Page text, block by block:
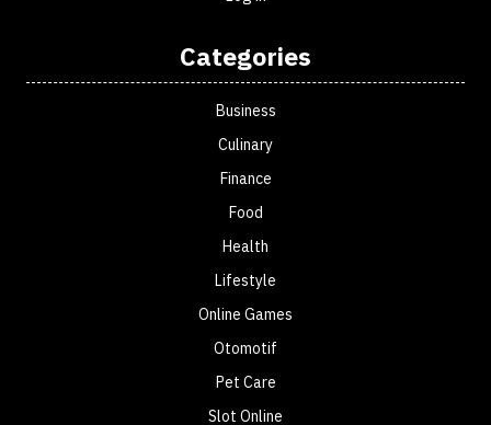
Categories
Business
Culinary
Finance
Food
Health
Lifestyle
Online Games
Otomotif
Pet Care
Slot Online